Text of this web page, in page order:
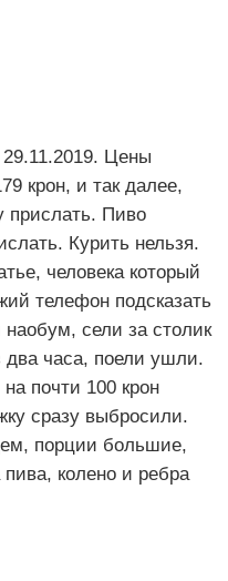
Цены
крон, и так далее,
прислать. Пиво
Курить нельзя.
человека который
телефон подсказать
сели за столик
два часа, поели ушли.
почти 100 крон
сразу выбросили.
порции большие,
колено и ребра